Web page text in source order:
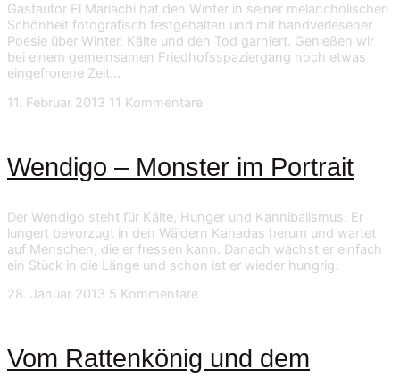
Gastautor El Mariachi hat den Winter in seiner melancholischen
Schönheit fotografisch festgehalten und mit handverlesener
Poesie über Winter, Kälte und den Tod garniert. Genießen wir
bei einem gemeinsamen Friedhofsspaziergang noch etwas
eingefrorene Zeit…
11. Februar 2013 11 Kommentare
Wendigo – Monster im Portrait
Der Wendigo steht für Kälte, Hunger und Kannibalismus. Er
lungert bevorzugt in den Wäldern Kanadas herum und wartet
auf Menschen, die er fressen kann. Danach wächst er einfach
ein Stück in die Länge und schon ist er wieder hungrig.
28. Januar 2013 5 Kommentare
Vom Rattenkönig und dem